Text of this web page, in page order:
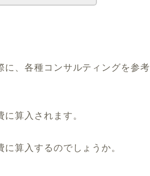
、各種コンサルティングを参考
算入されます。
算入するのでしょうか。